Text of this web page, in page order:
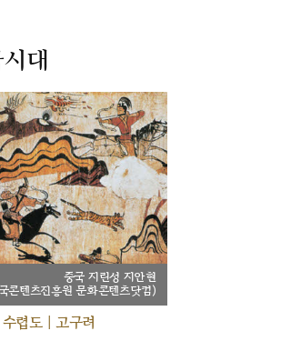
대
중국 지린성 지안현
콘텐츠진흥원 문화콘텐츠닷컴)
렵도 | 고구려